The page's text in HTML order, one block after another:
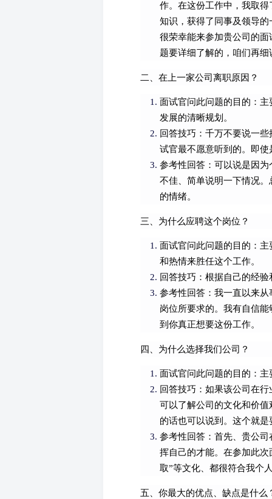
作。在这份工作中，我取
知识，获得了同事及领导
很荣幸能来参加贵公司的
题要详细了解的，咱们再细
二、在上一家公司离职原因？
面试官问此问题的目的：
发展的清晰规划。
回答技巧：千万不要说一
试官最不愿意听到的。即
参考性回答：可以说是因
不佳、简单说明一下情况
的情绪。
三、为什么应聘这个岗位？
面试官问此问题的目的：
和热情来胜任这个工作。
回答技巧：根据自己的经
参考性回答：我一直以来
岗位所要求的。我有自信
到你真正想要这份工作。
四、为什么选择我们公司？
面试官问此问题的目的：
回答技巧：如果该公司在
可以了解公司的文化和价
的话也可以说到。这个就
参考性回答：首先、贵公
挥自己的才能。在参加此
取”等文化、都很符合我个
五、你最大的优点、缺点是什么